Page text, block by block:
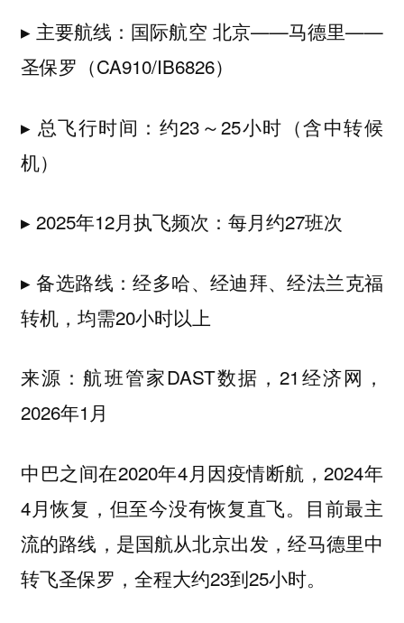
▸ 主要航线：国际航空 北京——马德里——
圣保罗（CA910/IB6826）
▸ 总飞行时间：约23～25小时（含中转候
机）
▸ 2025年12月执飞频次：每月约27班次
▸ 备选路线：经多哈、经迪拜、经法兰克福
转机，均需20小时以上
来源：航班管家DAST数据，21经济网，
2026年1月
中巴之间在2020年4月因疫情断航，2024年
4月恢复，但至今没有恢复直飞。目前最主
流的路线，是国航从北京出发，经马德里中
转飞圣保罗，全程大约23到25小时。